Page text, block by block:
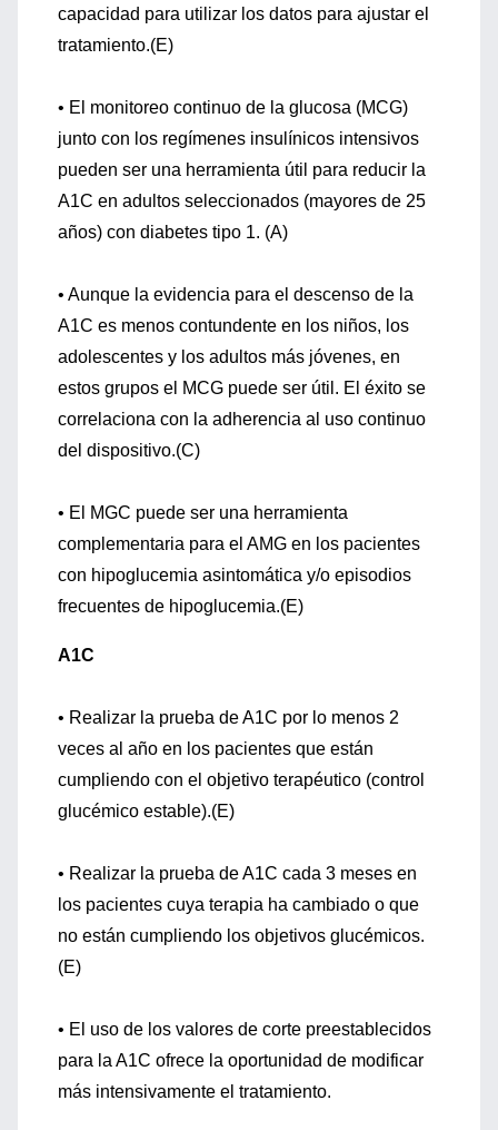
capacidad para utilizar los datos para ajustar el
tratamiento.(E)
• El monitoreo continuo de la glucosa (MCG)
junto con los regímenes insulínicos intensivos
pueden ser una herramienta útil para reducir la
A1C en adultos seleccionados (mayores de 25
años) con diabetes tipo 1. (A)
• Aunque la evidencia para el descenso de la
A1C es menos contundente en los niños, los
adolescentes y los adultos más jóvenes, en
estos grupos el MCG puede ser útil. El éxito se
correlaciona con la adherencia al uso continuo
del dispositivo.(C)
• El MGC puede ser una herramienta
complementaria para el AMG en los pacientes
con hipoglucemia asintomática y/o episodios
frecuentes de hipoglucemia.(E)
A1C
• Realizar la prueba de A1C por lo menos 2
veces al año en los pacientes que están
cumpliendo con el objetivo terapéutico (control
glucémico estable).(E)
• Realizar la prueba de A1C cada 3 meses en
los pacientes cuya terapia ha cambiado o que
no están cumpliendo los objetivos glucémicos.
(E)
• El uso de los valores de corte preestablecidos
para la A1C ofrece la oportunidad de modificar
más intensivamente el tratamiento.